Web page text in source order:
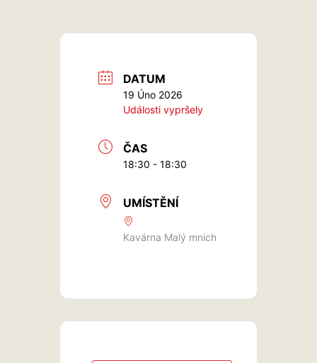
DATUM
19 Úno 2026
Události vypršely
ČAS
18:30 - 18:30
UMÍSTĚNÍ
Kavárna Malý mnich